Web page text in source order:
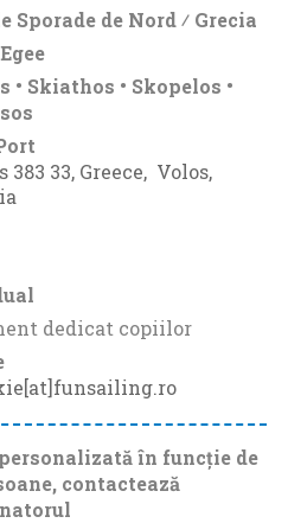
Sporade de Nord ⁄ Grecia
• Skiathos • Skopelos •
383 33, Greece‚ Volos‚
dedicat copiilor
în funcție de
contactează